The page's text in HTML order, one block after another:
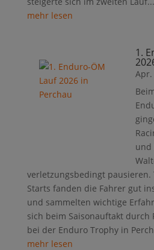
mehr lesen
1.
Apr.
und
verletzungsbedingt pausieren.
Starts fanden die Fahrer gut
und sammelten wichtige
sich beim Saisonauftakt durch
bei der Enduro Trophy in
mehr lesen